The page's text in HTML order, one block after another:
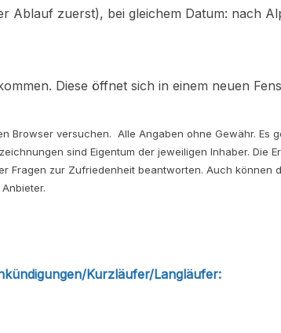
zuerst), bei gleichem Datum: nach
Diese öffnet sich in einem neuen
Browser versuchen. Alle Angaben ohne Gewähr. Es
sind Eigentum der jeweiligen Inhaber. Die
Fragen zur Zufriedenheit beantworten. Auch können
Kurzläufer/Langläufer: